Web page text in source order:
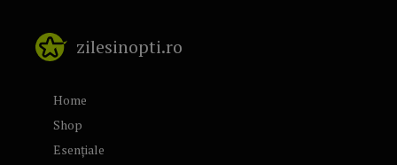
zilesinopti.ro
Home
Shop
Esențiale